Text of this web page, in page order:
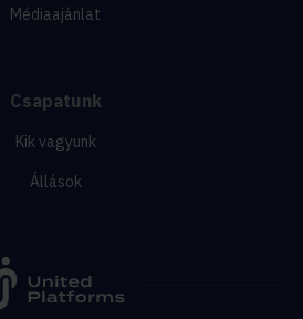
Médiaajánlat
Csapatunk
Kik vagyunk
Állások